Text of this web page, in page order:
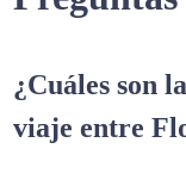
¿Cuáles son
viaje entre